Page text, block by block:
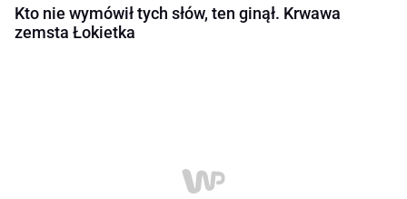
Kto nie wymówił tych słów, ten ginął. Krwawa
zemsta Łokietka